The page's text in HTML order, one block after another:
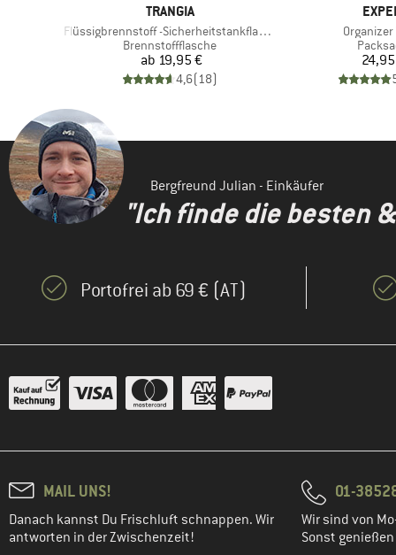
MARKE
TRANGIA
Artikel
Flüssigbrennstoff -Sicherheitstankflasche
Produktgruppe
Brennstoffflasche
Preis
ab 19,95 €
4,6(18)
Artikel
Bergfreund Julian - Einkäufer
"Ich finde die besten
Portofrei ab 69 € (AT)
MAIL UNS!
Danach kannst Du Frischluft schnappen. Wir
antworten in der Zwischenzeit!
01-
Wir sind von
Sonst